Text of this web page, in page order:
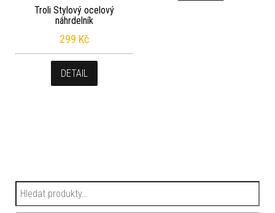
Troli Stylový ocelový
náhrdelník
299 Kč
DETAIL
Hledat: